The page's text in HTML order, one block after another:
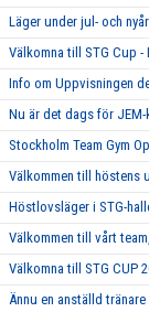
Läger under jul- och
Välkomna till STG Cup -
Info om Uppvisningen
Nu är det dags för
Stockholm Team Gym
Välkommen till höstens
Höstlovsläger i STG-
Välkommen till vårt
Välkomna till STG CUP
Ännu en anställd